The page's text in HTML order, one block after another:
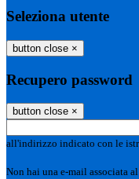
Seleziona utente
button close ×
Recupero password
button close ×
all'indirizzo indicato con le
Non hai una e-mail associata